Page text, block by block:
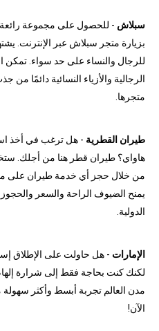
سبلاش - للحصول على مجموعة
بزيارة متجر سبلاش عبر الإنترنت.
للرجال والنساء على حد سواء. تمكن
الرجالية والأزياء النسائية دائمًا من
متجرها.
طيران القطرية - هل ترغب في أخذ
هاواي؟ طيران قطر هنا من أجلك.
من خلال حجز أي خدمة طيران على
يمنح الضيوف الراحة والسعر
الدولية.
الإمارات - هل حاولت على الإطلاق
لكنك كنت بحاجة فقط إلى شرارة
مدن العالم تجربة أبسط وأكثر
الآن!